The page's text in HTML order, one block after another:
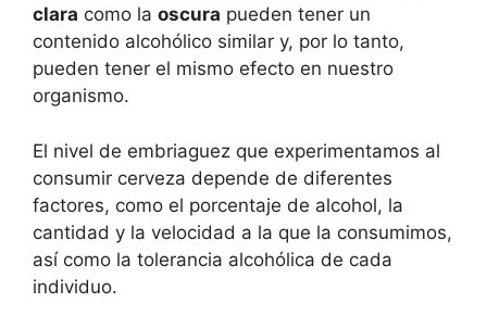
clara como la oscura pueden tener un
contenido alcohólico similar y, por lo tanto,
pueden tener el mismo efecto en nuestro
organismo.
El nivel de embriaguez que experimentamos al
consumir cerveza depende de diferentes
factores, como el porcentaje de alcohol, la
cantidad y la velocidad a la que la consumimos,
así como la tolerancia alcohólica de cada
individuo.